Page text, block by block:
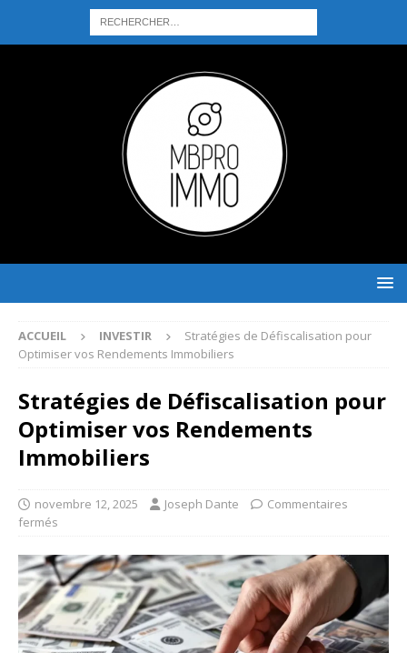
ACCUEIL INVESTIR
Stratégies de Défiscalisation pour
Optimiser vos Rendements Immobiliers
Stratégies de Défiscalisation pour
Optimiser vos Rendements
Immobiliers
novembre 12, 2025 Joseph Dante
Commentaires
fermés